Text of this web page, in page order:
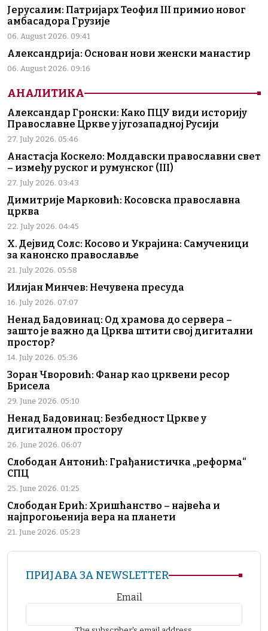
Јерусалим: Патријарх Теофил III примио новог
амбасадора Грузије
06. August 2026. 09:41
Александрија: Основан нови женски манастир
06. August 2026. 09:16
АНАЛИТИКА
Александар Гронски: Како ПЦУ види историју
Православне Цркве у југозападној Русији
27. July 2026. 05:46
Анастасја Коскело: Молдавски православни свет
– између руског и румунског (III)
27. July 2026. 03:43
Димитрије Марковић: Косовска православна
црква
22. July 2026. 04:45
Х. Дејвид Солс: Косово и Украјина: Самученици
за канонско православље
21. July 2026. 05:58
Илијан Минчев: Нечувена пресуда
16. July 2026. 07:07
Ненад Бадовинац: Од храмова до сервера –
зашто је важно да Црква штити свој дигитални
простор?
14. July 2026. 05:36
Зоран Чворовић: Фанар као црквени ресор
Брисела
29. June 2026. 05:10
Ненад Бадовинац: Безбедност Цркве у
дигиталном простору
26. June 2026. 06:07
Слободан Антонић: Грађанистичка „реформа“
СПЦ
25. June 2026. 01:25
Слободан Ерић: Хришћанство – највећа и
најпрогоњенија вера на планети
21. June 2026. 05:23
ПРИЈАВА ЗА NEWSLETTER
Email